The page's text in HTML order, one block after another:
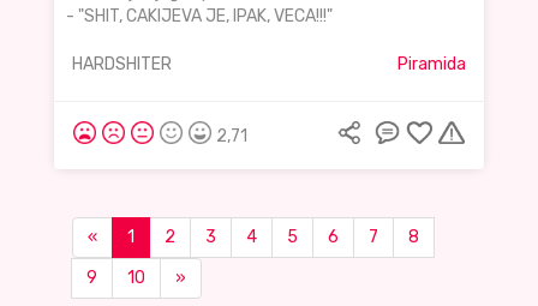
- "SHIT, CAKIJEVA JE, IPAK, VECA!!!"
HARDSHITER Piramida
2,71
« 1 2 3 4 5 6 7
8
9
10 »